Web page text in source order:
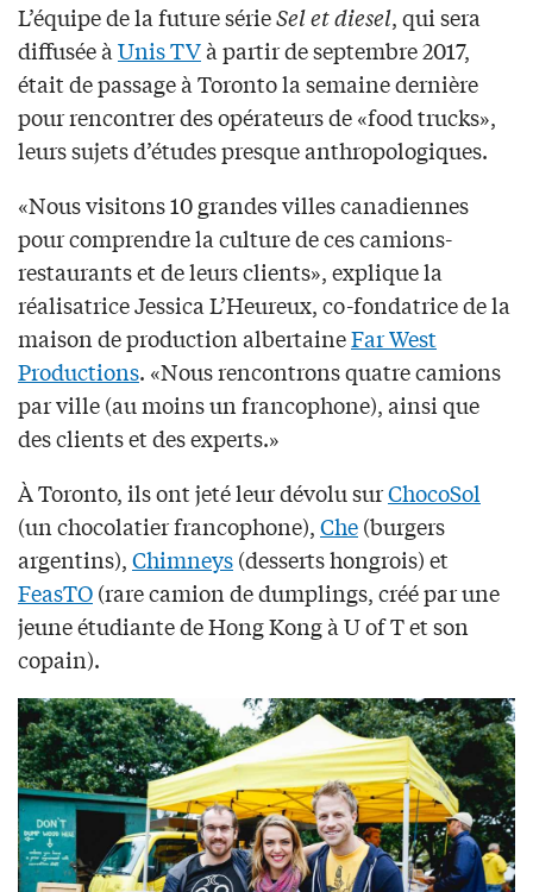
L’équipe de la future sérieSel et diesel, qui sera
diffusée à Unis TVà partir de septembre 2017,
était de passage à Toronto la semaine dernière
pour rencontrer des opérateurs de «food trucks»,
leurs sujets d’études presque anthropologiques.
«Nous visitons 10 grandes villes canadiennes
pour comprendre la culture de ces camions-
restaurants et de leurs clients», explique la
réalisatrice Jessica L’Heureux, co-fondatrice de la
maison de production albertaineFar West
Productions. «Nous rencontrons quatre camions
par ville (au moins un francophone), ainsi que
des clients et des experts.»
À Toronto, ils ont jeté leur dévolu surChocoSol
(un chocolatier francophone),Che(burgers
argentins),Chimneys(desserts hongrois) et
FeasTO(rare camion de dumplings, créé par une
jeune étudiante de Hong Kong à U of T et son
copain).